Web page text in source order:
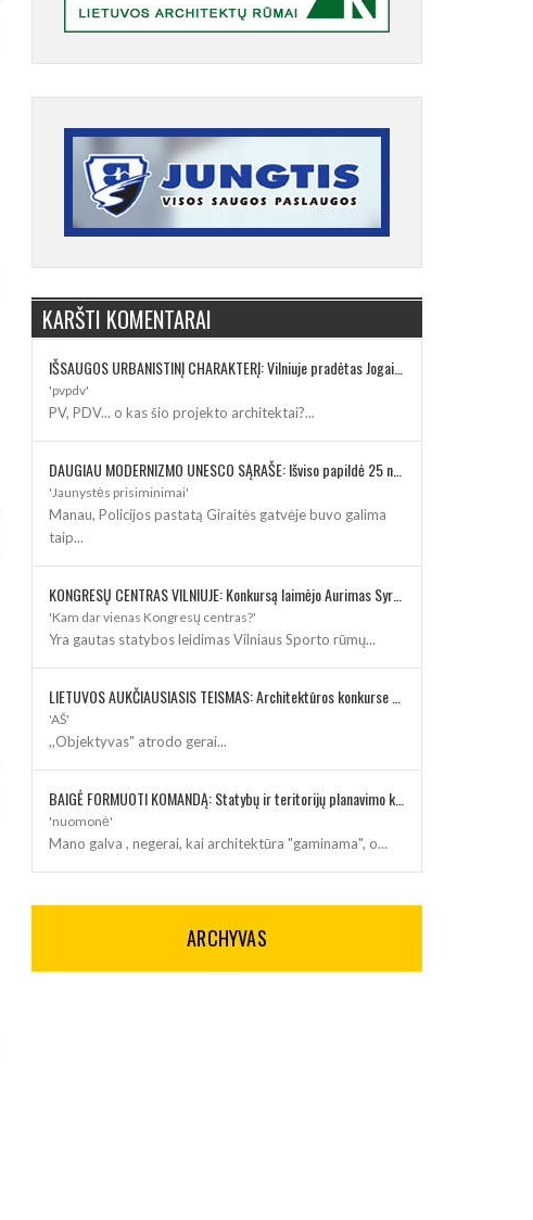
KARŠTI KOMENTARAI
IŠSAUGOS URBANISTINĮ CHARAKTERĮ: Vilniuje pradėtas Jogailos gatvės remontas
'pvpdv'
PV, PDV... o kas šio projekto architektai?...
DAUGIAU MODERNIZMO UNESCO SĄRAŠE: Išviso papildė 25 nauji paveldo objektai
'Jaunystės prisiminimai'
Manau, Policijos pastatą Giraitės gatvėje buvo galima
taip...
KONGRESŲ CENTRAS VILNIUJE: Konkursą laimėjo Aurimas Syrusas su „IMPLMNT architects“
'Kam dar vienas Kongresų centras?'
Yra gautas statybos leidimas Vilniaus Sporto rūmų...
LIETUVOS AUKČIAUSIASIS TEISMAS: Architektūros konkurse varžosi 8 rekonstrukcijos vizijos
'AŠ'
,,Objektyvas" atrodo gerai...
BAIGĖ FORMUOTI KOMANDĄ: Statybų ir teritorijų planavimo klausimus kuruos architektė
'nuomonė'
Mano galva , negerai, kai architektūra "gaminama", o...
ARCHYVAS